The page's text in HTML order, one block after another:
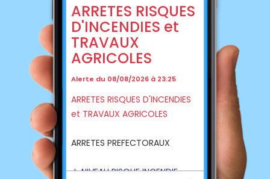
ARRETES RISQUES
D'INCENDIES et
TRAVAUX
AGRICOLES
Alerte du 08/08/2026 à 23:25
ARRETES RISQUES D'INCENDIES
et TRAVAUX AGRICOLES
ARRETES PREFECTORAUX
⚠️ NIVEAU RISQUE INCENDIE